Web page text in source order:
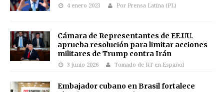
4 enero 2023 Por Prensa Latina (PL)
Cámara de Representantes de EE.UU.
aprueba resolución para limitar acciones
militares de Trump contra Irán
3 junio 2026 Tomado de RT en Español
Embajador cubano en Brasil fortalece